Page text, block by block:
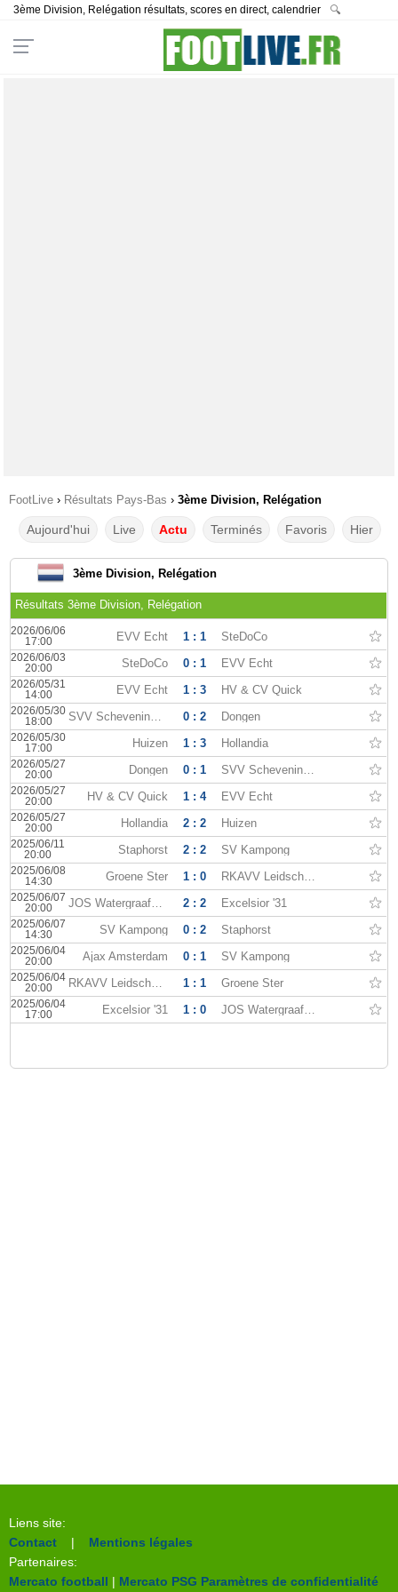
3ème Division, Relégation résultats, scores en direct, calendrier 🔍
FootLive › Résultats Pays-Bas › 3ème Division, Relégation
Aujourd'hui Live Actu Terminés Favoris Hier
3ème Division, Relégation
Résultats 3ème Division, Relégation
2026/06/06
17:00
EVV Echt 1 : 1 SteDoCo
2026/06/03
20:00
SteDoCo 0 : 1 EVV Echt
2026/05/31
14:00
EVV Echt 1 : 3 HV & CV Quick
2026/05/30
18:00
SVV Scheveningen 0 : 2 Dongen
2026/05/30
17:00
Huizen 1 : 3 Hollandia
2026/05/27
20:00
Dongen 0 : 1 SVV Scheveningen
2026/05/27
20:00
HV & CV Quick 1 : 4 EVV Echt
2026/05/27
20:00
Hollandia 2 : 2 Huizen
2025/06/11
20:00
Staphorst 2 : 2 SV Kampong
2025/06/08
14:30
Groene Ster 1 : 0 RKAVV Leidschendam
2025/06/07
20:00
JOS Watergraafsmeer 2 : 2 Excelsior '31
2025/06/07
14:30
SV Kampong 0 : 2 Staphorst
2025/06/04
20:00
Ajax Amsterdam 0 : 1 SV Kampong
2025/06/04
20:00
RKAVV Leidschendam 1 : 1 Groene Ster
2025/06/04
17:00
Excelsior '31 1 : 0 JOS Watergraafsmeer
Liens site:
Contact | Mentions légales
Partenaires:
Mercato football | Mercato PSG Paramètres de confidentialité